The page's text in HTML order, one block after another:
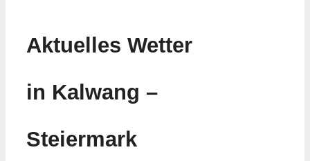
Aktuelles Wetter
in Kalwang –
Steiermark